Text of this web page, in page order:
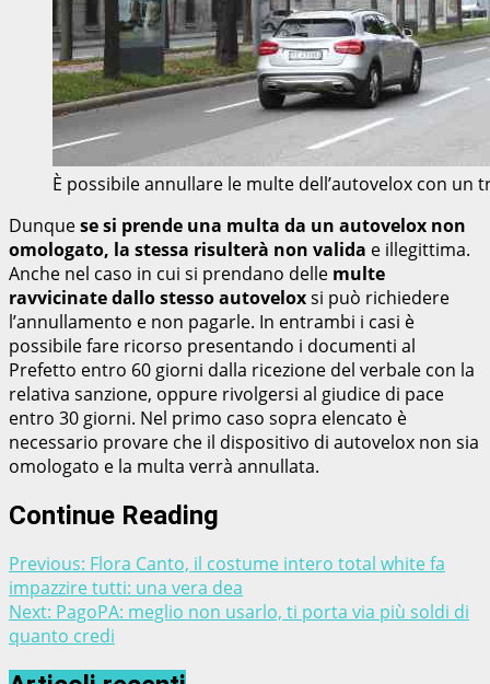
È possibile annullare le multe dell’autovelox con un
Dunquese si prende una multa da un autovelox non
omologato, la stessa risulterà non valida e illegittima.
Anche nel caso in cui si prendano delle multe
ravvicinate dallo stesso autoveloxsi può richiedere
l’annullamento e non pagarle. In entrambi i casi è
possibile fare ricorso presentando i documenti al
Prefetto entro 60 giorni dalla ricezione del verbale con la
relativa sanzione, oppure rivolgersi al giudice di pace
entro 30 giorni. Nel primo caso sopra elencato è
necessario provare che il dispositivo di autovelox non sia
omologato e la multa verrà annullata.
Continue Reading
Previous: Flora Canto, il costume intero total white fa
impazzire tutti: una vera dea
Next: PagoPA: meglio non usarlo, ti porta via più soldi di
quanto credi